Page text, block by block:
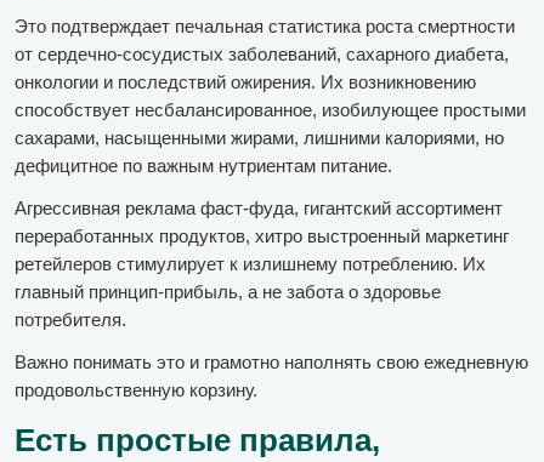
Это подтверждает печальная статистика роста смертности
от сердечно-сосудистых заболеваний, сахарного диабета,
онкологии и последствий ожирения. Их возникновению
способствует несбалансированное, изобилующее простыми
сахарами, насыщенными жирами, лишними калориями, но
дефицитное по важным нутриентам питание.
Агрессивная реклама фаст-фуда, гигантский ассортимент
переработанных продуктов, хитро выстроенный маркетинг
ретейлеров стимулирует к излишнему потреблению. Их
главный принцип-прибыль, а не забота о здоровье
потребителя.
Важно понимать это и грамотно наполнять свою ежедневную
продовольственную корзину.
Есть простые правила,